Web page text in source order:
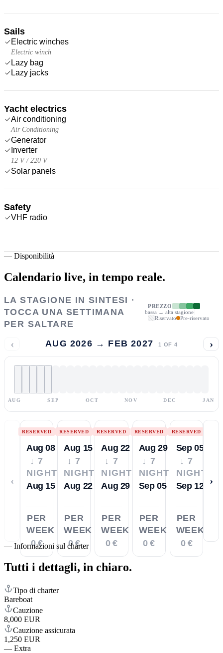
Sails
Electric winches
Electric winch
Lazy bag
Lazy jacks
Yacht electrics
Air conditioning
Air Conditioning
Generator
Inverter
12 V / 220 V
Solar panels
Safety
VHF radio
— Disponibilità
Calendario live, in tempo reale.
LA STAGIONE IN SINTESI ·
TOCCA UNA SETTIMANA
PER SALTARE
PREZZO
bassa → alta stagione
Riservato
Pre-riservato
‹ AUG 2026 → FEB 2027 1 OF 4 ›
AUG SEP OCT NOV DEC JAN
‹
RESERVED
Aug 08
↓ 7
NIGHTS
Aug 15
PER
WEEK
0 €
RESERVED
Aug 15
↓ 7
NIGHTS
Aug 22
PER
WEEK
0 €
RESERVED
Aug 22
↓ 7
NIGHTS
Aug 29
PER
WEEK
0 €
RESERVED
Aug 29
↓ 7
NIGHTS
Sep 05
PER
WEEK
0 €
RESERVED
Sep 05
↓ 7
NIGHTS
Sep 12
PER
WEEK
0 €
›
— Informazioni sul charter
Tutti i dettagli, in chiaro.
Tipo di charter
Bareboat
Cauzione
8,000 EUR
Cauzione assicurata
1,250 EUR
— Extra